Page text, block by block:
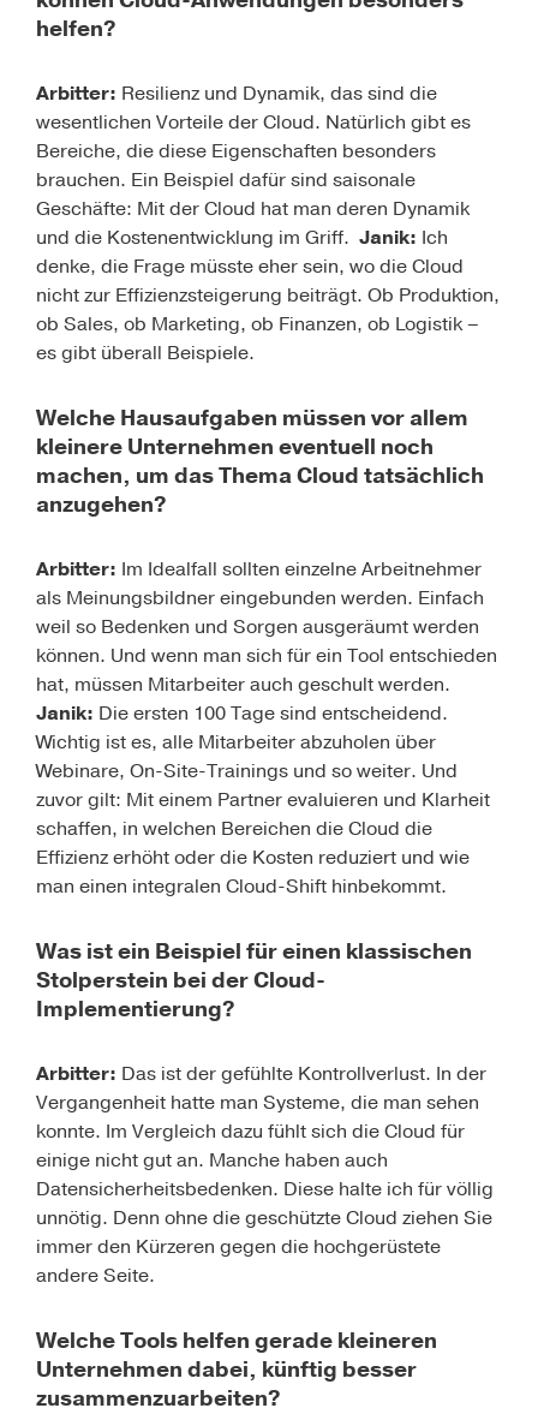
helfen?
Arbitter: Resilienz und Dynamik, das sind die
wesentlichen Vorteile der Cloud. Natürlich gibt es
Bereiche, die diese Eigenschaften besonders
brauchen. Ein Beispiel dafür sind saisonale
Geschäfte: Mit der Cloud hat man deren Dynamik
und die Kostenentwicklung im Griff. Janik: Ich
denke, die Frage müsste eher sein, wo die Cloud
nicht zur Effizienzsteigerung beiträgt. Ob Produktion,
ob Sales, ob Marketing, ob Finanzen, ob Logistik –
es gibt überall Beispiele.
Welche Hausaufgaben müssen vor allem
kleinere Unternehmen eventuell noch
machen, um das Thema Cloud tatsächlich
anzugehen?
Arbitter: Im Idealfall sollten einzelne Arbeitnehmer
als Meinungsbildner eingebunden werden. Einfach
weil so Bedenken und Sorgen ausgeräumt werden
können. Und wenn man sich für ein Tool entschieden
hat, müssen Mitarbeiter auch geschult werden.
Janik: Die ersten 100 Tage sind entscheidend.
Wichtig ist es, alle Mitarbeiter abzuholen über
Webinare, On-Site-Trainings und so weiter. Und
zuvor gilt: Mit einem Partner evaluieren und Klarheit
schaffen, in welchen Bereichen die Cloud die
Effizienz erhöht oder die Kosten reduziert und wie
man einen integralen Cloud-Shift hinbekommt.
Was ist ein Beispiel für einen klassischen
Stolperstein bei der Cloud-
Implementierung?
Arbitter: Das ist der gefühlte Kontrollverlust. In der
Vergangenheit hatte man Systeme, die man sehen
konnte. Im Vergleich dazu fühlt sich die Cloud für
einige nicht gut an. Manche haben auch
Datensicherheitsbedenken. Diese halte ich für völlig
unnötig. Denn ohne diegeschützte Cloud ziehen Sie
immer den Kürzeren gegen die hochgerüstete
andere Seite.
Welche Tools helfen gerade kleineren
Unternehmen dabei, künftig besser
zusammenzuarbeiten?